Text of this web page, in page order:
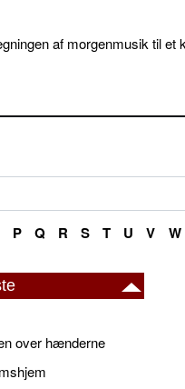
af morgenmusik til et
P Q R S T U V W
over hænderne